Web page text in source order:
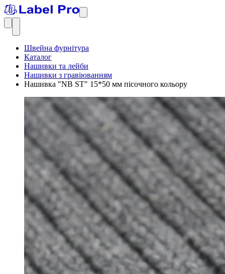
Швейна фурнітура
Каталог
Нашивки та лейби
Нашивки з гравіюванням
Нашивка "NB ST" 15*50 мм пісочного кольору